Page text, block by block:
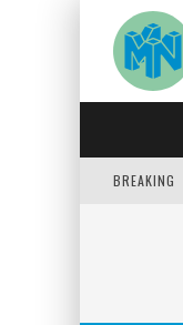
BREAKING